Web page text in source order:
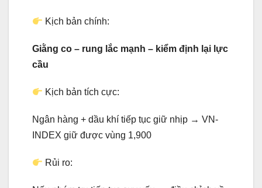
Kịch bản chính:
Giằng co – rung lắc mạnh – kiểm định lại lực
cầu
Kịch bản tích cực:
Ngân hàng + dầu khí tiếp tục giữ nhịp → VN-
INDEX giữ được vùng 1,900
Rủi ro: